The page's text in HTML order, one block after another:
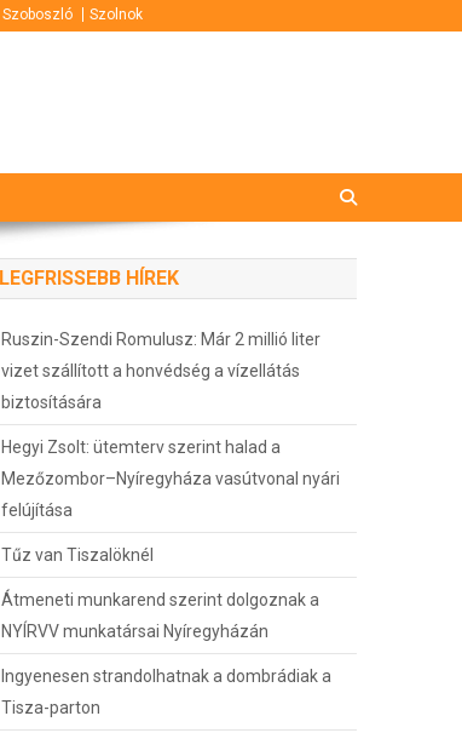
Szoboszló Szolnok
LEGFRISSEBB HÍREK
Ruszin-Szendi Romulusz: Már 2 millió liter
vizet szállított a honvédség a vízellátás
biztosítására
Hegyi Zsolt: ütemterv szerint halad a
Mezőzombor–Nyíregyháza vasútvonal nyári
felújítása
Tűz van Tiszalöknél
Átmeneti munkarend szerint dolgoznak a
NYÍRVV munkatársai Nyíregyházán
Ingyenesen strandolhatnak a dombrádiak a
Tisza-parton